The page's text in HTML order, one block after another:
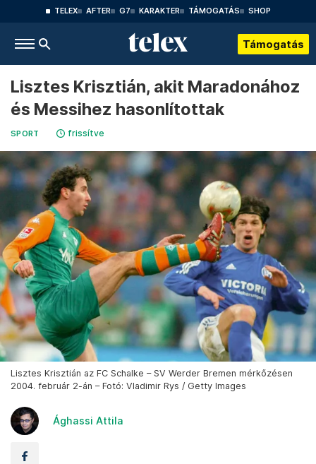
TELEX AFTER G7 KARAKTER TÁMOGATÁS SHOP
Támogatás
Lisztes Krisztián, akit Maradonához
és Messihez hasonlítottak
SPORT frissítve
Lisztes Krisztián az FC Schalke – SV Werder Bremen mérkőzésen
2004. február 2-án – Fotó: Vladimir Rys / Getty Images
Ághassi Attila